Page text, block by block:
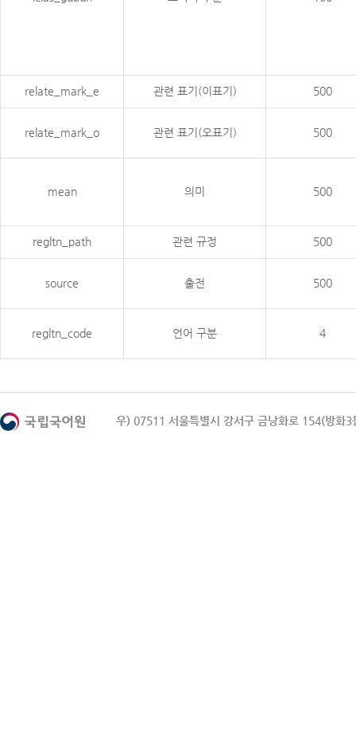
relate_mark_e 관련 표기(이표기) 500
relate_mark_o 관련 표기(오표기) 500
mean 의미 500
regltn_path 관련 규정 500
source 출전 500
regltn_code 언어 구분 4
우) 07511 서울특별시 강서구 금낭화로 154(방화3